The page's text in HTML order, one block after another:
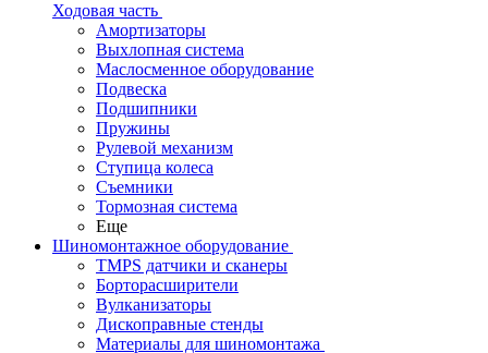
Ходовая часть
Амортизаторы
Выхлопная система
Маслосменное оборудование
Подвеска
Подшипники
Пружины
Рулевой механизм
Ступица колеса
Съемники
Тормозная система
Еще
Шиномонтажное оборудование
TMPS датчики и сканеры
Борторасширители
Вулканизаторы
Дископравные стенды
Материалы для шиномонтажа